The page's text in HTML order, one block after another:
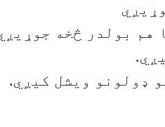
هم بولدر څخه
ډولونو ویشل کیږي.